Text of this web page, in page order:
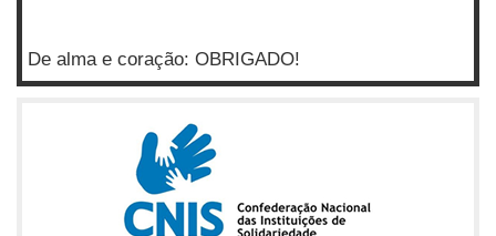
De alma e coração: OBRIGADO!